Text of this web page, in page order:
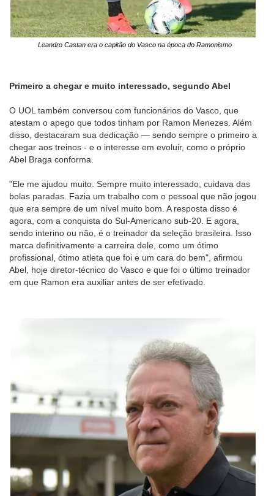
Leandro Castan era o capitão do Vasco na época do Ramonismo
Primeiro a chegar e muito interessado, segundo Abel
O UOL também conversou com funcionários do Vasco, que
atestam o apego que todos tinham por Ramon Menezes. Além
disso, destacaram sua dedicação — sendo sempre o primeiro a
chegar aos treinos - e o interesse em evoluir, como o próprio
Abel Braga conforma.
"Ele me ajudou muito. Sempre muito interessado, cuidava das
bolas paradas. Fazia um trabalho com o pessoal que não jogou
que era sempre de um nível muito bom. A resposta disso é
agora, com a conquista do Sul-Americano sub-20. E agora,
sendo interino ou não, é o treinador da seleção brasileira. Isso
marca definitivamente a carreira dele, como um ótimo
profissional, ótimo atleta que foi e um cara do bem", afirmou
Abel, hoje diretor-técnico do Vasco e que foi o último treinador
em que Ramon era auxiliar antes de ser efetivado.